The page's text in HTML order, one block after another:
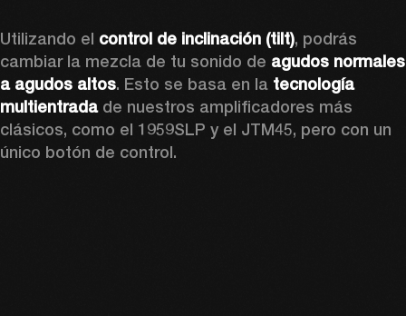
Utilizando el control de inclinación (tilt), podrás
cambiar la mezcla de tu sonido de agudos normales
a agudos altos. Esto se basa en la tecnología
multientrada de nuestros amplificadores más
clásicos, como el 1959SLP y el JTM45, pero con un
único botón de control.